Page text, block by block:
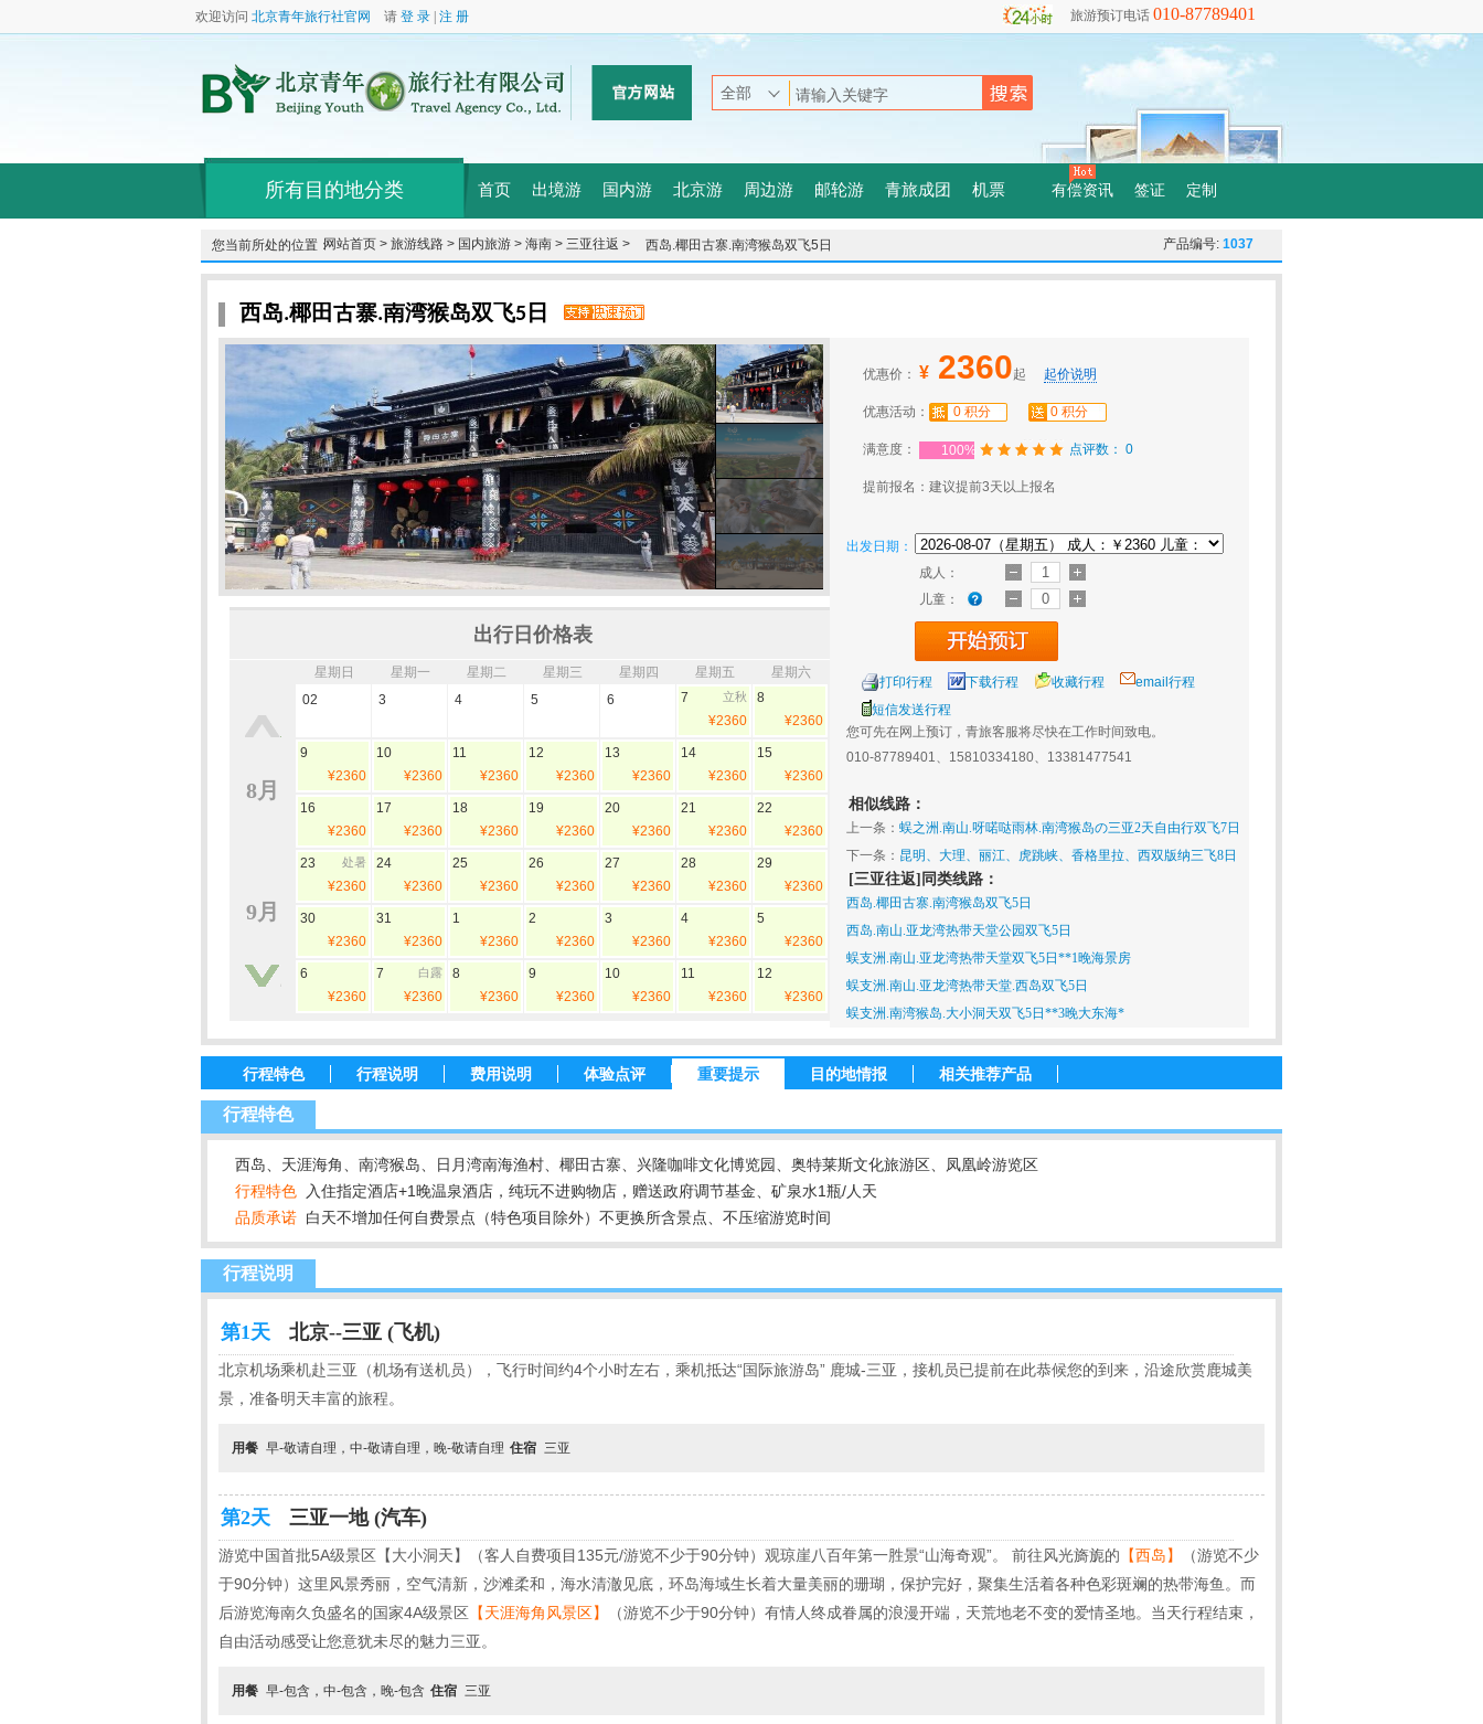
欢迎访问 北京青年旅行社官网 请 登 录 注 册 旅游预订电话 010-87789401
所有目的地分类 首页 出境游 国内游 北京游 周边游 邮轮游 青旅成团 机票 有偿资讯 签证 定制
您当前所处的位置：网站首页 > 旅游线路 > 国内旅游 > 海南 > 三亚往返 > 西岛.椰田古寨.南湾猴岛双飞5日 产品编号: 1037
西岛.椰田古寨.南湾猴岛双飞5日
出行日价格表
8月
9月
星期日 星期一 星期二 星期三 星期四 星期五
星期六
02
3 4 5 6 7 立秋
¥2360
8
¥2360
9
¥2360
10
¥2360
11
¥2360
12
¥2360
13
¥2360
14
¥2360
15
¥2360
16
¥2360
17
¥2360
18
¥2360
19
¥2360
20
¥2360
21
¥2360
22
¥2360
23 处暑
¥2360
24
¥2360
25
¥2360
26
¥2360
27
¥2360
28
¥2360
29
¥2360
30
¥2360
31
¥2360
1
¥2360
2
¥2360
3
¥2360
4
¥2360
5
¥2360
6
¥2360
7 白露
¥2360
8
¥2360
9
¥2360
10
¥2360
11
¥2360
12
¥2360
优惠价： ¥ 2360起 起价说明
优惠活动： 0 积分 0 积分
满意度： 100% 点评数： 0
提前报名：建议提前3天以上报名
出发日期：
成人：
儿童：
打印行程 下载行程 收藏行程
email行程
短信发送行程
您可先在网上预订，青旅客服将尽快在工作时间致电。
010-87789401、15810334180、13381477541
相似线路：
上一条： 蜈之洲.南山.呀喏哒雨林.南湾猴岛の三亚2天自由行双飞7日
**海景房**
下一条： 昆明、大理、丽江、虎跳峡、香格里拉、西双版纳三飞8日
[三亚往返]同类线路：
西岛.椰田古寨.南湾猴岛双飞5日
西岛.南山.亚龙湾热带天堂公园双飞5日
蜈支洲.南山.亚龙湾热带天堂双飞5日**1晚海景房
蜈支洲.南山.亚龙湾热带天堂.西岛双飞5日
蜈支洲.南湾猴岛.大小洞天双飞5日**3晚大东海*
行程特色 行程说明 费用说明 体验点评 重要提示 目的地情报 相关推荐产品
行程特色
西岛、天涯海角、南湾猴岛、日月湾南海渔村、椰田古寨、兴隆咖啡文化博览园、奥特莱斯文化旅游区、凤凰岭游览区
行程特色 入住指定酒店+1晚温泉酒店，纯玩不进购物店，赠送政府调节基金、矿泉水1瓶/人天
品质承诺 白天不增加任何自费景点（特色项目除外）不更换所含景点、不压缩游览时间
行程说明
第1天 北京--三亚 (飞机)
北京机场乘机赴三亚（机场有送机员），飞行时间约4个小时左右，乘机抵达“国际旅游岛” 鹿城-三亚，接机员已提前在此恭候您的到来，沿途欣赏鹿城美
景，准备明天丰富的旅程。
用餐 早-敬请自理，中-敬请自理，晚-敬请自理 住宿 三亚
第2天 三亚一地 (汽车)
游览中国首批5A级景区【大小洞天】（客人自费项目135元/游览不少于90分钟）观琼崖八百年第一胜景“山海奇观”。 前往风光旖旎的 【西岛】
（游览不少
于90分钟）这里风景秀丽，空气清新，沙滩柔和，海水清澈见底，环岛海域生长着大量美丽的珊瑚，保护完好，聚集生活着各种色彩斑斓的热带海鱼。而
后游览海南久负盛名的国家4A级景区 【天涯海角风景区】
（游览不少于90分钟）有情人终成眷属的浪漫开端，天荒地老不变的爱情圣地。当天行程结束，
自由活动感受让您意犹未尽的魅力三亚。
用餐 早-包含，中-包含，晚-包含 住宿 三亚